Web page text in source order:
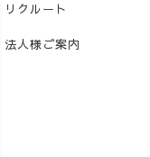
リクルート
法人様ご案内